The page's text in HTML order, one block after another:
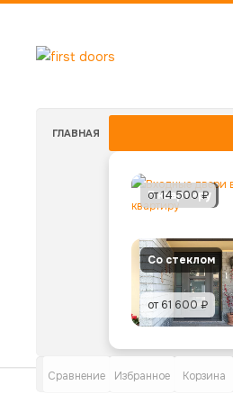
ГЛАВНАЯ
В квартиру
от 14 500 ₽
Со стеклом
от 61 600 ₽
Сравнение Избранное Корзина